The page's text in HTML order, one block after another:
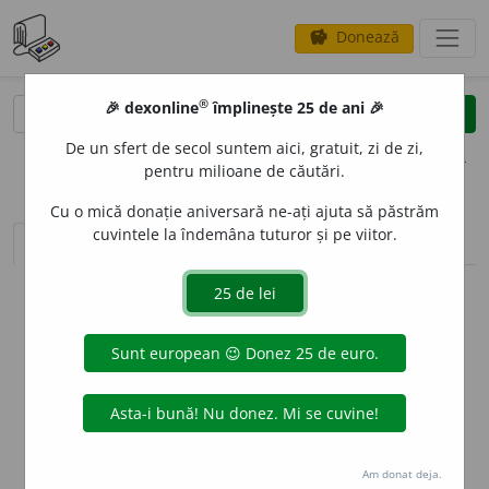
savings Donează
clear
opțiuni
sinteza definițiilor (1) definiții (22) declinări
info
Aceste definiții sunt compilate de
echipa dexonline. Definițiile
originale se află pe filadefiniții.
preferințe
🎉 dexonline® împlinește 25 de ani 🎉
De un sfert de secol suntem aici, gratuit, zi de zi,
pentru milioane de căutări.
Cu o mică donație aniversară ne-ați ajuta să păstrăm
cuvintele la îndemâna tuturor și pe viitor.
Am donat deja.